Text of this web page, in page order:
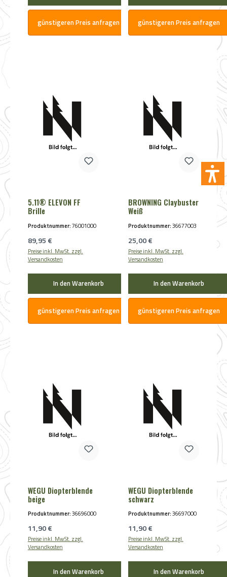
günstigeren Preis anfragen günstigeren Preis anfragen
5.11® ELEVON FF
Brille
Produktnummer:76001000
Regulärer Preis:
89,95 €
Preise inkl. MwSt. zzgl.
Versandkosten
In den Warenkorb
günstigeren Preis anfragen
BROWNING Claybuster
Weiß
Produktnummer:36677003
Regulärer Preis:
25,00 €
Preise inkl. MwSt. zzgl.
Versandkosten
In den Warenkorb
günstigeren Preis anfragen
WEGU Diopterblende
beige
Produktnummer:36696000
Regulärer Preis:
11,90 €
Preise inkl. MwSt. zzgl.
Versandkosten
In den Warenkorb
WEGU Diopterblende
schwarz
Produktnummer:36697000
Regulärer Preis:
11,90 €
Preise inkl. MwSt. zzgl.
Versandkosten
In den Warenkorb